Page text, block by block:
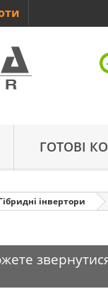
ГОТОВІ
інвертори